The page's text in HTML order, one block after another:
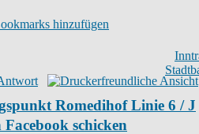
hinzufügen
Romedihof Linie 6 / J